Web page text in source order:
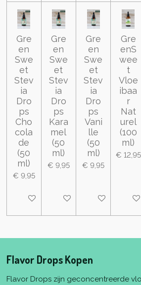
Gre
en
Swe
et
Stev
ia
Dro
ps
Cho
cola
de
(50
ml)
€ 9,95
In winkelwagen
Gre
en
Swe
et
Stev
ia
Dro
ps
Kara
mel
(50
ml)
€ 9,95
In winkelwagen
Gre
en
Swe
et
Stev
ia
Dro
ps
Vani
lle
(50
ml)
€ 9,95
In winkelwagen
Gre
enS
wee
t
Vloe
ibaa
r
Nat
urel
(100
ml)
€ 12,95
In
Flavor Drops Kopen
Flavor Drops zijn geconcentreerde